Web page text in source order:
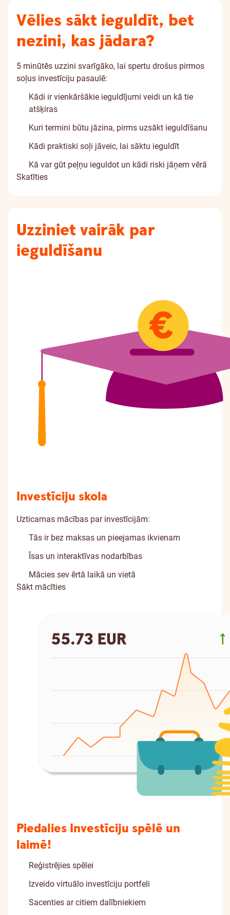
Vēlies sākt ieguldīt, bet
nezini, kas jādara?
5 minūtēs uzzini svarīgāko, lai spertu drošus pirmos
soļus investīciju pasaulē:
Kādi ir vienkāršākie ieguldījumi veidi un kā tie
atšķiras
Kuri termini būtu jāzina, pirms uzsākt ieguldīšanu
Kādi praktiski soļi jāveic, lai sāktu ieguldīt
Kā var gūt peļņu ieguldot un kādi riski jāņem vērā
Skatīties
Uzziniet vairāk par
ieguldīšanu
Investīciju skola
Uzticamas mācības par investīcijām:
Tās ir bez maksas un pieejamas ikvienam
Īsas un interaktīvas nodarbības
Mācies sev ērtā laikā un vietā
Sākt mācīties
Piedalies Investīciju spēlē un
laimē!
Reģistrējies spēlei
Izveido virtuālo investīciju portfeli
Sacenties ar citiem dalībniekiem